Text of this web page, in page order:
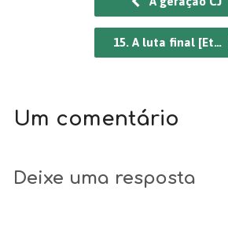
15. A luta final [Et…
Um comentário
Deixe uma resposta